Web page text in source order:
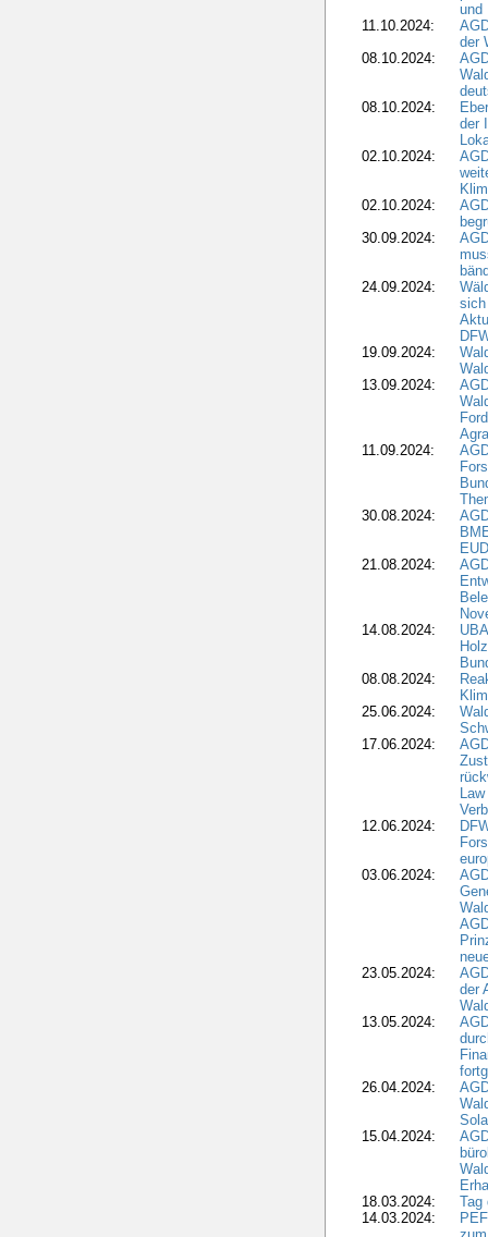
und
11.10.2024:
der
08.10.2024:
08.10.2024:
der
02.10.2024:
02.10.2024:
30.09.2024:
24.09.2024:
sich
19.09.2024:
13.09.2024:
11.09.2024:
30.08.2024:
21.08.2024:
14.08.2024:
08.08.2024:
25.06.2024:
17.06.2024:
12.06.2024:
03.06.2024:
23.05.2024:
der
13.05.2024:
26.04.2024:
15.04.2024:
18.03.2024:
Tag
14.03.2024: